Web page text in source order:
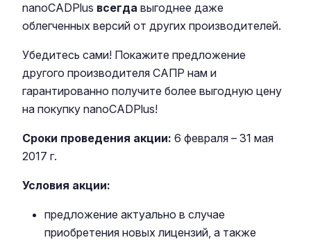
nanoCADPlus всегда выгоднее даже
облегченных версий от других производителей.
Убедитесь сами! Покажите предложение
другого производителя САПР нам и
гарантированно получите более выгодную цену
на покупку nanoCADPlus!
Сроки проведения акции: 6 февраля – 31 мая
2017 г.
Условия акции:
предложение актуально в случае
приобретения новых лицензий, а также